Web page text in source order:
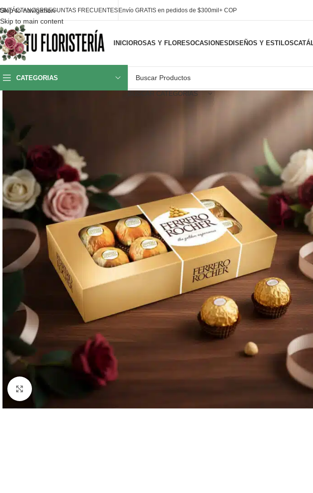
Skip to navigation
Skip to main content
PREGUNTAS FRECUENTESEnvío GRATIS en pedidos de $300mil+ COP
INICIOROSAS Y FLORESOCASIONESDISEÑOS Y ESTILOS
CATEGORIAS
BUSCAR CATEGORIAS